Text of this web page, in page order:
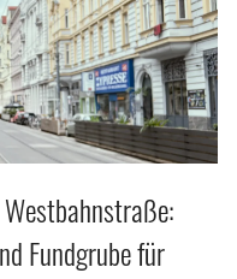
Fundgrube für